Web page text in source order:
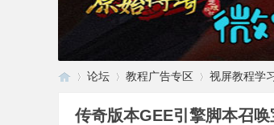
论坛 教程广告专区 视屏教程学
传奇版本GEE引擎脚本召